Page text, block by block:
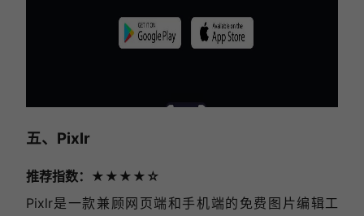
五、Pixlr
推荐指数：★★★★☆
Pixlr是一款兼顾网页端和手机端的免费图片编辑工